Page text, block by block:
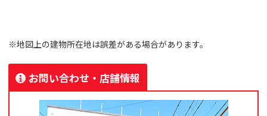
※地図上の建物所在地は誤差がある場合があります。
お問い合わせ・店舗情報